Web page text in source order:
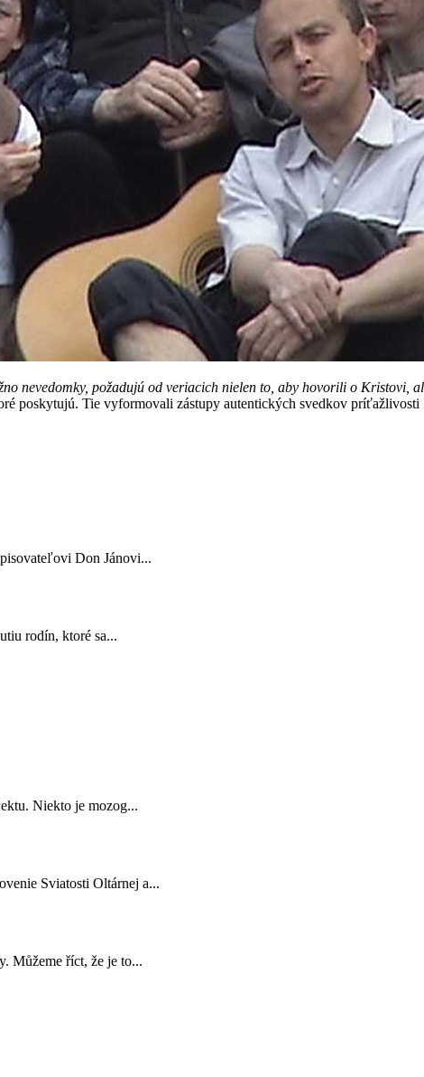
nevedomky, požadujú od veriacich nielen to, aby hovorili o Kristovi,
poskytujú. Tie vyformovali zástupy autentických svedkov
Don Jánovi...
rodín, ktoré sa...
Niekto je mozog...
Sviatosti Oltárnej a...
Můžeme říct, že je to...